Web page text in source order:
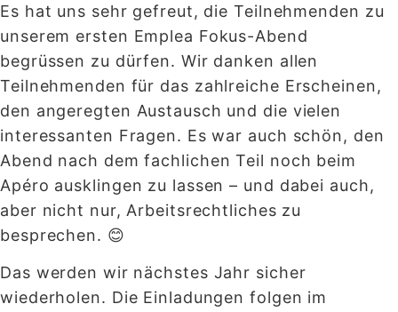
Es hat uns sehr gefreut, die Teilnehmenden zu
unserem ersten Emplea Fokus-Abend
begrüssen zu dürfen. Wir danken allen
Teilnehmenden für das zahlreiche Erscheinen,
den angeregten Austausch und die vielen
interessanten Fragen. Es war auch schön, den
Abend nach dem fachlichen Teil noch beim
Apéro ausklingen zu lassen – und dabei auch,
aber nicht nur, Arbeitsrechtliches zu
besprechen. 😊
Das werden wir nächstes Jahr sicher
wiederholen. Die Einladungen folgen im